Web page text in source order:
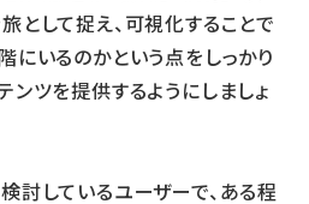
として捉え、可視化することで
にいるのかという点をしっかり
ンツを提供するようにしましょ
討しているユーザーで、ある程